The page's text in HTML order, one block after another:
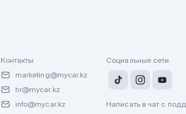
Контакты
marketing@mycar.kz
hr@mycar.kz
info@mycar.kz
Социальные сети
Написать в чат с